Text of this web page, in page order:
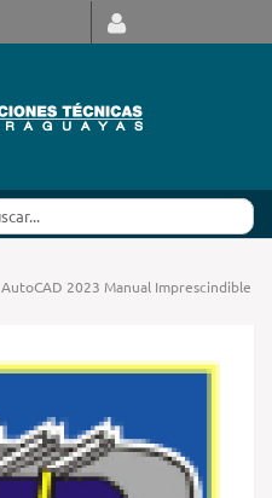
AutoCAD 2023 Manual Imprescindible